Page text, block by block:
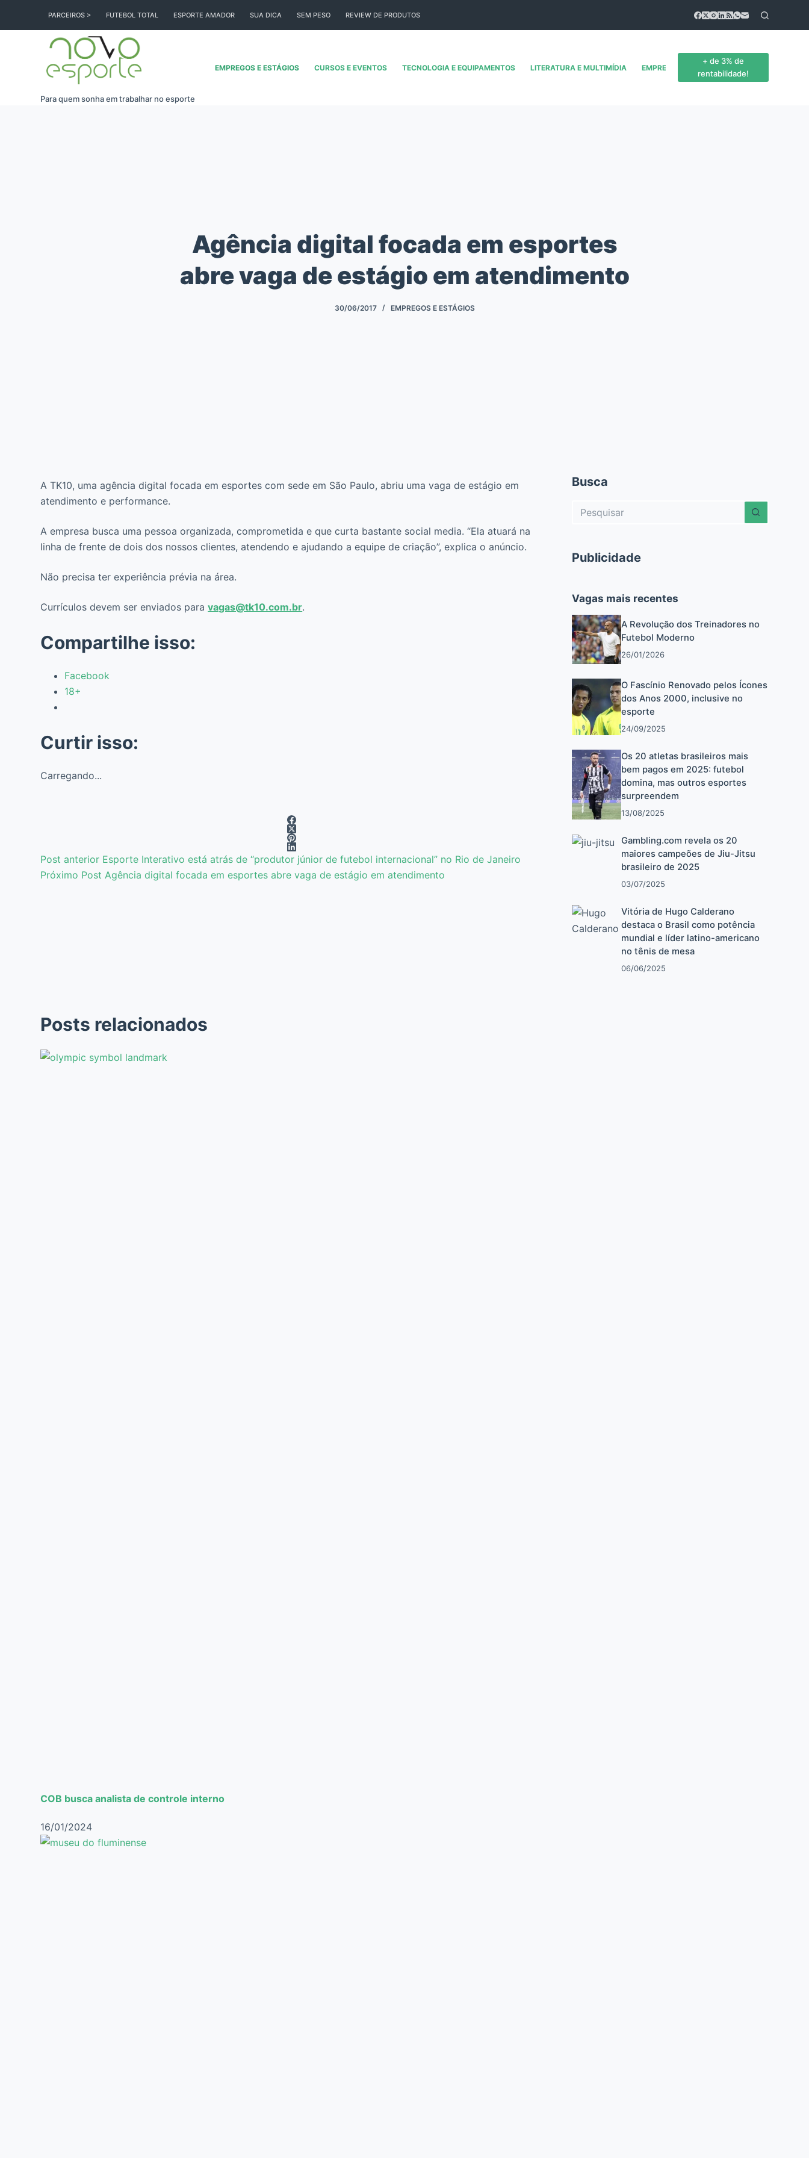
PARCEIROS > FUTEBOL TOTAL ESPORTE AMADOR SUA DICA SEM PESO REVIEW DE PRODUTOS
Para quem sonha em trabalhar no esporte
EMPREGOS E ESTÁGIOS CURSOS E EVENTOS TECNOLOGIA E EQUIPAMENTOS LITERATURA E MULTIMÍDIA EMPREENDEDORISMO
+ de 3% de
rentabilidade!
Agência digital focada em esportes
abre vaga de estágio em atendimento
30/06/2017 EMPREGOS E ESTÁGIOS
A TK10, uma agência digital focada em esportes com sede em São Paulo, abriu uma vaga de estágio em
atendimento e performance.
A empresa busca uma pessoa organizada, comprometida e que curta bastante social media. “Ela atuará na
linha de frente de dois dos nossos clientes, atendendo e ajudando a equipe de criação”, explica o anúncio.
Não precisa ter experiência prévia na área.
Currículos devem ser enviados paravagas@tk10.com.br.
Compartilhe isso:
Facebook
18+
Curtir isso:
Carregando...
Post anterior Esporte Interativo está atrás de “produtor júnior de futebol internacional” no Rio de Janeiro
Próximo Post Agência digital focada em esportes abre vaga de estágio em atendimento
Busca
Sem
Publicidade
Vagas mais recentes
A Revolução dos Treinadores no
Futebol Moderno
26/01/2026
O Fascínio Renovado pelos Ícones
dos Anos 2000, inclusive no
esporte
24/09/2025
Os 20 atletas brasileiros mais
bem pagos em 2025: futebol
domina, mas outros esportes
surpreendem
13/08/2025
Gambling.com revela os 20
maiores campeões de Jiu-Jitsu
brasileiro de 2025
03/07/2025
Vitória de Hugo Calderano
destaca o Brasil como potência
mundial e líder latino-americano
no tênis de mesa
06/06/2025
Posts relacionados
COB busca analista de controle interno
16/01/2024